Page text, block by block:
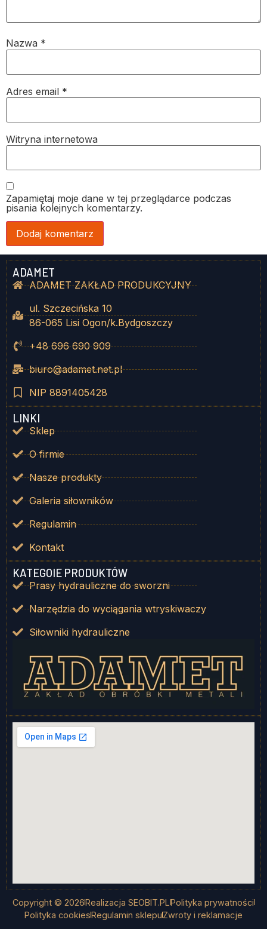
Nazwa *
Adres email *
Witryna internetowa
Zapamiętaj moje dane w tej przeglądarce podczas
pisania kolejnych komentarzy.
ADAMET
ADAMET ZAKŁAD PRODUKCYJNY
ul. Szczecińska 10
86-065 Lisi Ogon/k.Bydgoszczy
+48 696 690 909
biuro@adamet.net.pl
NIP 8891405428
LINKI
Sklep
O firmie
Nasze produkty
Galeria siłowników
Regulamin
Kontakt
KATEGOIE PRODUKTÓW
Prasy hydrauliczne do sworzni
Narzędzia do wyciągania wtryskiwaczy
Siłowniki hydrauliczne
Copyright © 2026Realizacja SEOBIT.PLPolityka prywatności
Polityka cookiesRegulamin sklepuZwroty i reklamacje